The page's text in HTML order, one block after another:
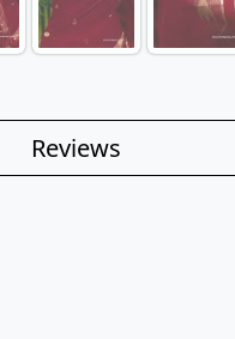
Reviews